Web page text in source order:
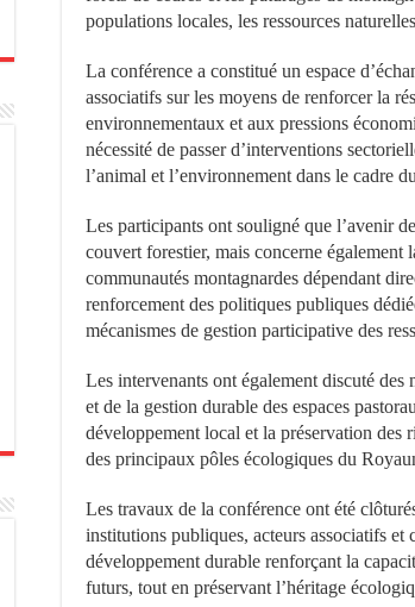
populations locales, les ressources
La conférence a constitué un espace
associatifs sur les moyens de renforcer la
environnementaux et aux pressions
nécessité de passer d’interventions
l’animal et l’environnement dans le cadre
Les participants ont souligné que l’avenir
couvert forestier, mais concerne également
communautés montagnardes dépendant
renforcement des politiques publiques
mécanismes de gestion participative des
Les intervenants ont également discuté des
et de la gestion durable des espaces
développement local et la préservation des
des principaux pôles écologiques du
Les travaux de la conférence ont été
institutions publiques, acteurs associatifs
développement durable renforçant la
futurs, tout en préservant l’héritage